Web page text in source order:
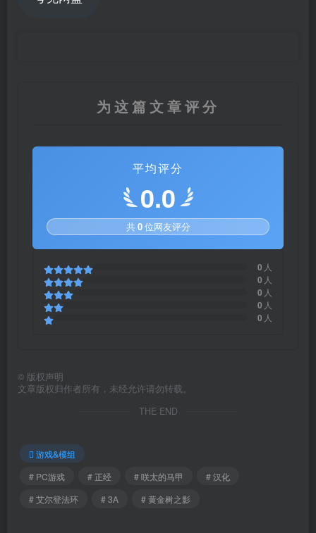
为这篇文章评分
平均评分
0.0
共0位网友评分
0 人
0 人
0 人
0 人
0 人
© 版权声明
文章版权归作者所有，未经允许请勿转载。
THE END
游戏&模组
# PC游戏
# 正经 # 咲太的马甲
# 汉化
# 艾尔登法环
# 3A # 黄金树之影